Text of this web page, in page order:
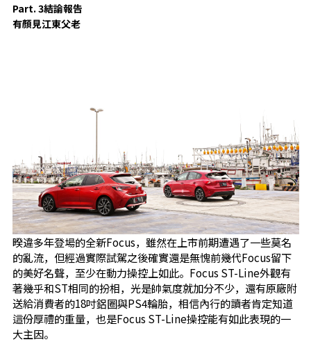
Part. 3結論報告
有顏見江東父老
暌違多年登場的全新Focus，雖然在上市前期遭遇了一些莫名
的亂流，但經過實際試駕之後確實還是無愧前幾代Focus留下
的美好名聲，至少在動力操控上如此。Focus ST-Line外觀有
著幾乎和ST相同的扮相，光是帥氣度就加分不少，還有原廠附
送給消費者的18吋鋁圈與PS4輪胎，相信內行的讀者肯定知道
這份厚禮的重量，也是Focus ST-Line操控能有如此表現的一
大主因。